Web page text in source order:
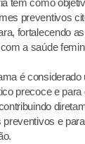
tem como
preventivos
fortalecendo
a saúde
é
precoce e
e